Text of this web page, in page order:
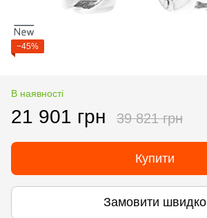
−45%
В наявності
21 901 грн 39 821 грн
Купити
Замовити швидко